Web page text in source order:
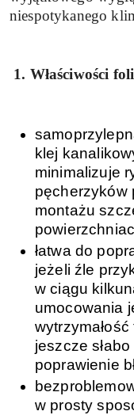
niespotykanego
1. Właściwości
klej
minimalizuje
pęcherzyków
montażu
łatwa do
jeżeli źle
w ciągu
umocowania
jeszcze słabo
poprawienie
w prosty